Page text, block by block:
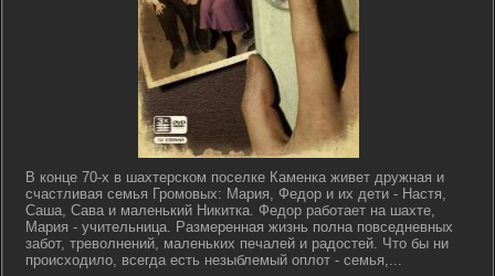
В конце 70-х в шахтерском поселке Каменка живет дружная и
счастливая семья Громовых: Мария, Федор и их дети - Настя,
Саша, Сава и маленький Никитка. Федор работает на шахте,
Мария - учительница. Размеренная жизнь полна повседневных
забот, треволнений, маленьких печалей и радостей. Что бы ни
происходило, всегда есть незыблемый оплот - семья,...